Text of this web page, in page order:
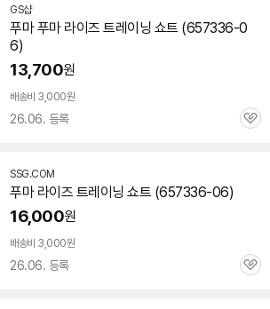
GS샵
푸마 푸마 라이즈 트레이닝 쇼트 (657336-0
6)
13,700원
배송비 3,000원
26.06. 등록
관
SSG.COM
푸마 라이즈 트레이닝 쇼트 (657336-06)
16,000원
배송비 3,000원
26.06. 등록
관